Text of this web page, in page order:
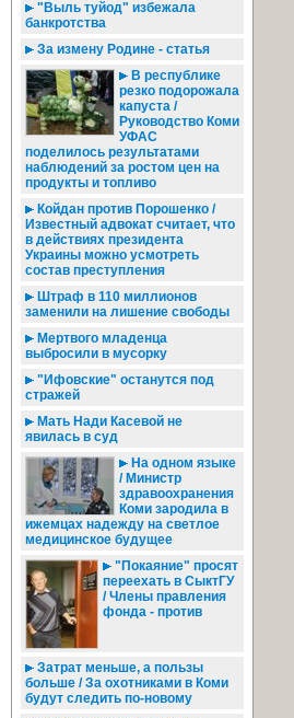
"Выль туйод" избежала
банкротства
За измену Родине - статья
В республике
резко подорожала
капуста /
Руководство Коми
УФАС
поделилось результатами
наблюдений за ростом цен на
продукты и топливо
Койдан против Порошенко /
Известный адвокат считает, что
в действиях президента
Украины можно усмотреть
состав преступления
Штраф в 110 миллионов
заменили на лишение свободы
Мертвого младенца
выбросили в мусорку
"Ифовские" останутся под
стражей
Мать Нади Касевой не
явилась в суд
На одном языке
/ Министр
здравоохранения
Коми зародила в
ижемцах надежду на светлое
медицинское будущее
"Покаяние" просят
переехать в СыктГУ
/ Члены правления
фонда - против
Затрат меньше, а пользы
больше / За охотниками в Коми
будут следить по-новому